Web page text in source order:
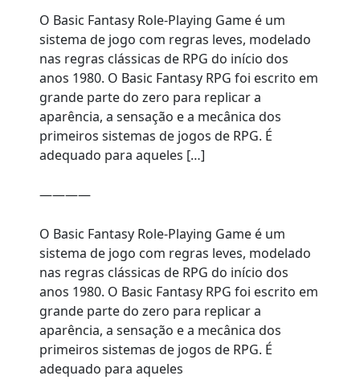
O Basic Fantasy Role-Playing Game é um
sistema de jogo com regras leves, modelado
nas regras clássicas de RPG do início dos
anos 1980. O Basic Fantasy RPG foi escrito em
grande parte do zero para replicar a
aparência, a sensação e a mecânica dos
primeiros sistemas de jogos de RPG. É
adequado para aqueles […]
————
O Basic Fantasy Role-Playing Game é um
sistema de jogo com regras leves, modelado
nas regras clássicas de RPG do início dos
anos 1980. O Basic Fantasy RPG foi escrito em
grande parte do zero para replicar a
aparência, a sensação e a mecânica dos
primeiros sistemas de jogos de RPG. É
adequado para aqueles